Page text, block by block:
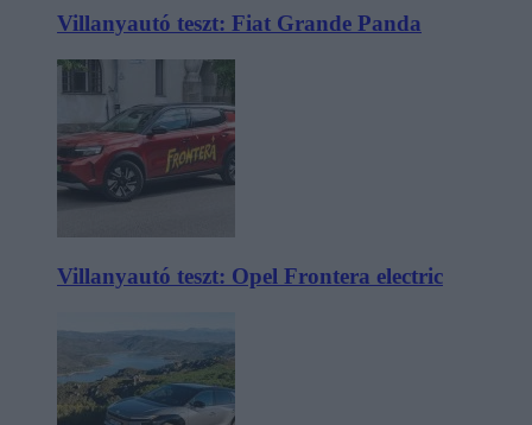
Villanyautó teszt: Fiat Grande Panda
Villanyautó teszt: Opel Frontera electric